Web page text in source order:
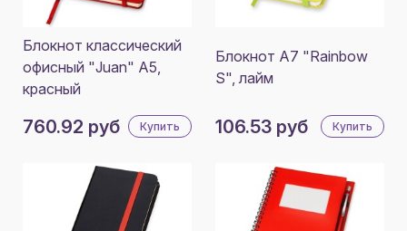
Блокнот классический
офисный "Juan" А5,
красный
760.92 руб Купить
Блокнот A7 "Rainbow
S", лайм
106.53 руб Купить